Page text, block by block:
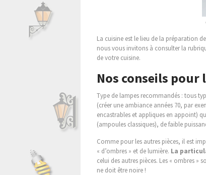
La cuisine est le lieu de la préparation
nous vous invitons à consulter la
de votre cuisine.
Nos conseils pour
Type de lampes recommandés : tous
(créer une ambiance années 70, par
encastrables et appliques en appoint)
(ampoules classiques), de faible
Comme pour les autres pièces, il est
« d’ombres » et de lumière. La
celui des autres pièces. Les « ombres »
ne doit être noire !